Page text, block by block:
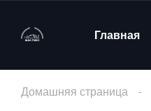
Главная
Домашняя страница